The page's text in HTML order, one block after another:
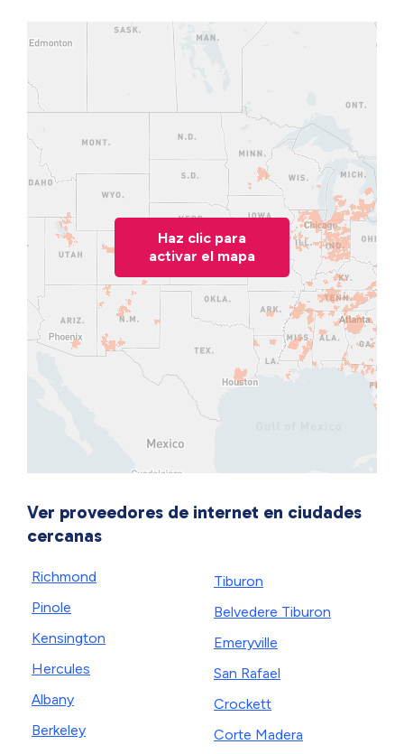
Haz clic para
activar el mapa
Ver proveedores de internet en ciudades
cercanas
Richmond
Pinole
Kensington
Hercules
Albany
Berkeley
Tiburon
Belvedere Tiburon
Emeryville
San Rafael
Crockett
Corte Madera